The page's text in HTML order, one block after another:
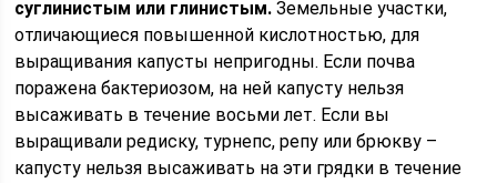
суглинистым или глинистым. Земельные участки,
отличающиеся повышенной кислотностью, для
выращивания капусты непригодны. Если почва
поражена бактериозом, на ней капусту нельзя
высаживать в течение восьми лет. Если вы
выращивали редиску, турнепс, репу или брюкву –
капусту нельзя высаживать на эти грядки в течение